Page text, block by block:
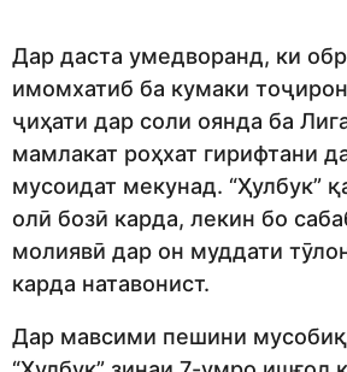
Дар даста умедворанд, ки
имомхатиб ба кумаки
ҷиҳати дар соли оянда ба
мамлакат роҳхат гирифтани
мусоидат мекунад. “Ҳулбук”
олӣ бозӣ карда, лекин бо
молиявӣ дар он муддати
карда натавонист.
Дар мавсими пешини